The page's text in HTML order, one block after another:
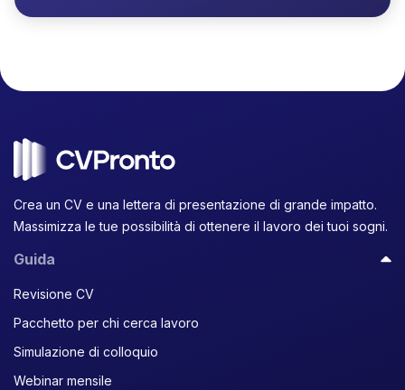
Crea un CV e una lettera di presentazione di grande impatto.
Massimizza le tue possibilità di ottenere il lavoro dei tuoi sogni.
Guida
Revisione CV
Pacchetto per chi cerca lavoro
Simulazione di colloquio
Webinar mensile